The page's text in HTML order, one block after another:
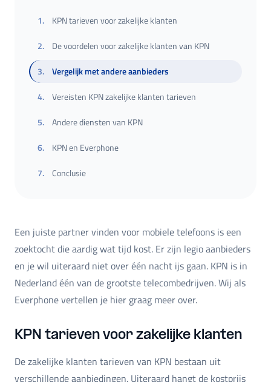
1.
KPN tarieven voor zakelijke klanten
2.
De voordelen voor zakelijke klanten van KPN
3.
Vergelijk met andere aanbieders
4.
Vereisten KPN zakelijke klanten tarieven
5.
Andere diensten van KPN
6.
KPN en Everphone
7. Conclusie
Een juiste partner vinden voor mobiele telefoons is een
zoektocht die aardig wat tijd kost. Er zijn legio aanbieders
en je wil uiteraard niet over één nacht ijs gaan. KPN is in
Nederland één van de grootste telecombedrijven. Wij als
Everphone vertellen je hier graag meer over.
KPN tarieven voor zakelijke klanten
De zakelijke klanten tarieven van KPN bestaan uit
verschillende aanbiedingen. Uiteraard hangt de kostprijs